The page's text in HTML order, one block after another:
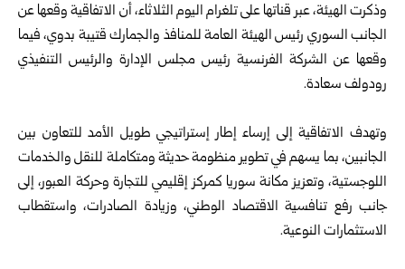
وذكرت الهيئة، عبر قناتها على تلغرام اليوم الثلاثاء، أن الاتفاقية وقعها عن
‏الجانب السوري رئيس الهيئة العامة للمنافذ والجمارك قتيبة بدوي، فيما
وقعها ‏عن الشركة الفرنسية رئيس مجلس الإدارة والرئيس التنفيذي
رودولف ‏سعادة.‏
وتهدف الاتفاقية إلى إرساء إطار إستراتيجي طويل الأمد للتعاون بين
‏الجانبين، بما يسهم في تطوير منظومة حديثة ومتكاملة للنقل والخدمات
‏اللوجستية، وتعزيز مكانة سوريا كمركز إقليمي للتجارة وحركة العبور، إلى
‏جانب رفع تنافسية الاقتصاد الوطني، وزيادة الصادرات، واستقطاب
‏الاستثمارات النوعية.‏